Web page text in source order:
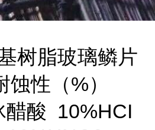
树脂玻璃鳞片
性（%）
酸 10%HCI